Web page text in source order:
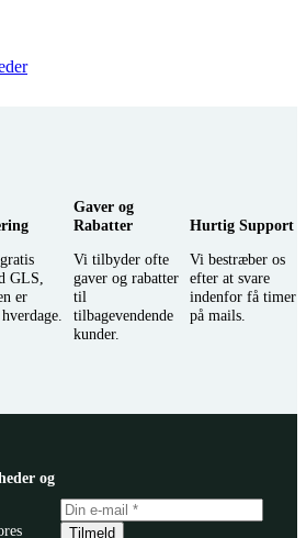
Dette
vælges
på
GLS,
er
Gaver og
Rabatter
Vi tilbyder ofte
gaver og rabatter
til
tilbagevendende
kunder.
Hurtig Support
Vi bestræber os
efter at svare
indenfor få timer
på mails.
og
Tilmeld